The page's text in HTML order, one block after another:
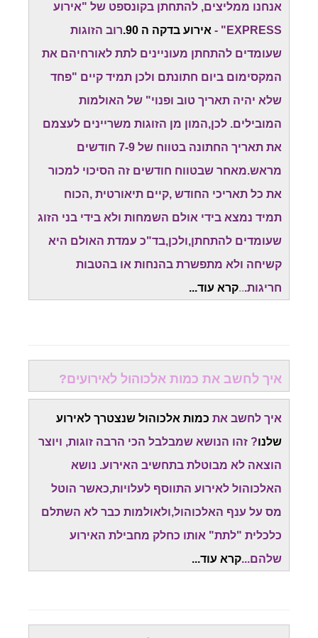
אנחנו ממליצים, להתחתן בקונספט של "אירוע
EXPRESS" -
אירוע בדקה ה 90.
רוב הזוגות
שעומדים להתחתן מעוניינים לתת לאורחיהם את
המקסימום ביום חתונתם ולכן תמיד קיים "פחד
שלא יהיה תאריך טוב ופנוי" של האולמות
המובילים. לכן,המון מן הזוגות משריינים לעצמם
את תאריך החתונה בטווח של 7-9 חודשים
מראש.מאחר שבטווח חודשים זה הסיכוי למכור
את כל תאריכי החודש ,קיים תיאורטית ,הכוח
תמיד נמצא בידי אולם השמחות ולא בידי בני הזוג
שעומדים להתחתן,ולכן,בד"כ עמדת האולם היא
קשיחה ולא מתפשרת בהנחות או בהטבות
חריגות...קרא עוד...
איך לחשב את כמות אלכוהול לאירועים?
איך לחשב את כמות אלכוהול שנצטרך לאירוע
שלנו? זהו הנושא שמבלבל הכי הרבה זוגות, ויוצר
הוצאה לא מבוטלת בתחשיב האירוע. נושא
האלכוהול לאירוע התווסף לעלויות,כאשר הוטל
מס על ענף האלכוהול,ולאולמות כבר לא השתלם
כלכלית "לתת" אותו כחלק מחבילת האירוע
שלהם...קרא עוד...